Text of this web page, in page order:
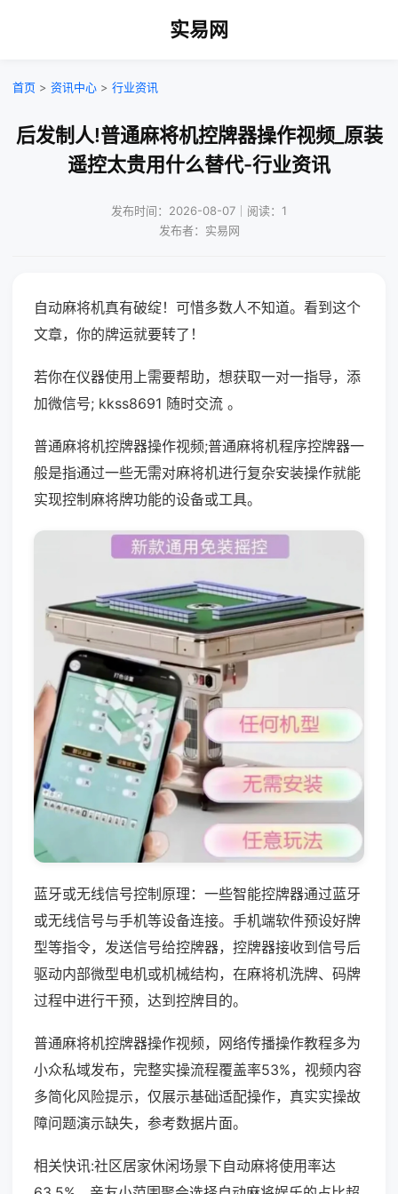
实易网
首页 > 资讯中心 > 行业资讯
后发制人!普通麻将机控牌器操作视频_原装
遥控太贵用什么替代-行业资讯
发布时间：2026-08-07｜阅读：1
发布者：实易网
自动麻将机真有破绽！可惜多数人不知道。看到这个
文章，你的牌运就要转了！
若你在仪器使用上需要帮助，想获取一对一指导，添
加微信号; kkss8691 随时交流 。
普通麻将机控牌器操作视频;普通麻将机程序控牌器一
般是指通过一些无需对麻将机进行复杂安装操作就能
实现控制麻将牌功能的设备或工具。
蓝牙或无线信号控制原理：一些智能控牌器通过蓝牙
或无线信号与手机等设备连接。手机端软件预设好牌
型等指令，发送信号给控牌器，控牌器接收到信号后
驱动内部微型电机或机械结构，在麻将机洗牌、码牌
过程中进行干预，达到控牌目的。
普通麻将机控牌器操作视频，网络传播操作教程多为
小众私域发布，完整实操流程覆盖率53%，视频内容
多简化风险提示，仅展示基础适配操作，真实实操故
障问题演示缺失，参考数据片面。
相关快讯:社区居家休闲场景下自动麻将使用率达